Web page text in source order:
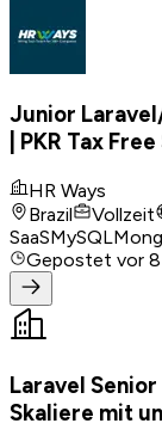
Junior
| PKR Tax
HR Ways
Brazil
Vollzeit
SaaSMySQL
Gepostet vor
Laravel
Skaliere mit